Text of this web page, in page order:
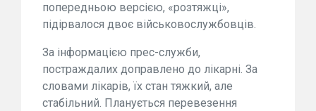
попередньою версією, «розтяжці»,
підірвалося двоє військовослужбовців.
За інформацією прес-служби,
постраждалих доправлено до лікарні. За
словами лікарів, їх стан тяжкий, але
стабільний. Планується перевезення